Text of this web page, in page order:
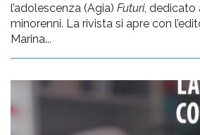
l’adolescenza (Agia) Futuri, dedicato
minorenni. La rivista si apre con
Marina...